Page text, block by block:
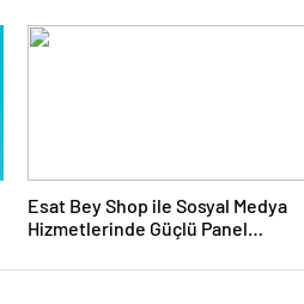
Esat Bey Shop ile Sosyal Medya
Hizmetlerinde Güçlü Panel